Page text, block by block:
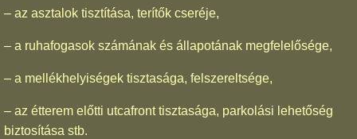
– az asztalok tisztítása, terítők cseréje,
– a ruhafogasok számának és állapotának megfelelősége,
– a mellékhelyiségek tisztasága, felszereltsége,
– az étterem előtti utcafront tisztasága, parkolási lehetőség
biztosítása stb.